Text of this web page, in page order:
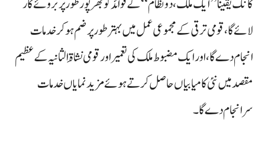
لائے گا، قومی ترقی کے مجموعی عمل میں بہتر طور پر ضم ہو کر خدمات
انجام دے گا، اور ایک مضبوط ملک کی تعمیر اور قومی نشاۃِ الثانیہ کے عظیم
مقصد میں نئی کامیابیاں حاصل کرتے ہوئے مزید نمایاں خدمات
سرانجام دے گا۔